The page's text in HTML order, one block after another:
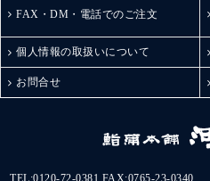
FAX・DM・電話でのご注文
個人情報の取扱いについて
お問合せ
TEL:0120-72-0381 FAX:0765-23-0340